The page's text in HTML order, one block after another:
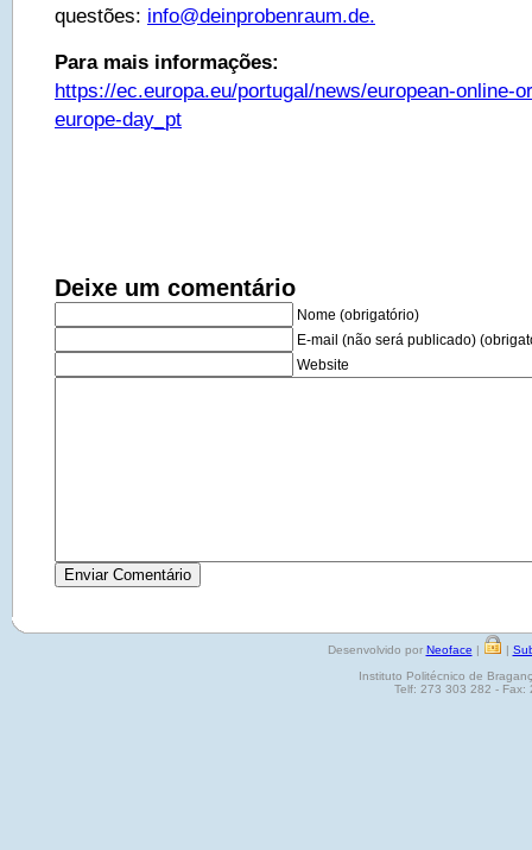
questões: info@deinprobenraum.de.
Para mais informações:
https://ec.europa.eu/portugal/news/european-online-
europe-day_pt
Deixe um comentário
Nome (obrigatório)
E-mail (não será publicado)
Website
Desenvolvido por Neoface | |
Instituto Politécnico de
Telf: 273 303 282 - Fax: